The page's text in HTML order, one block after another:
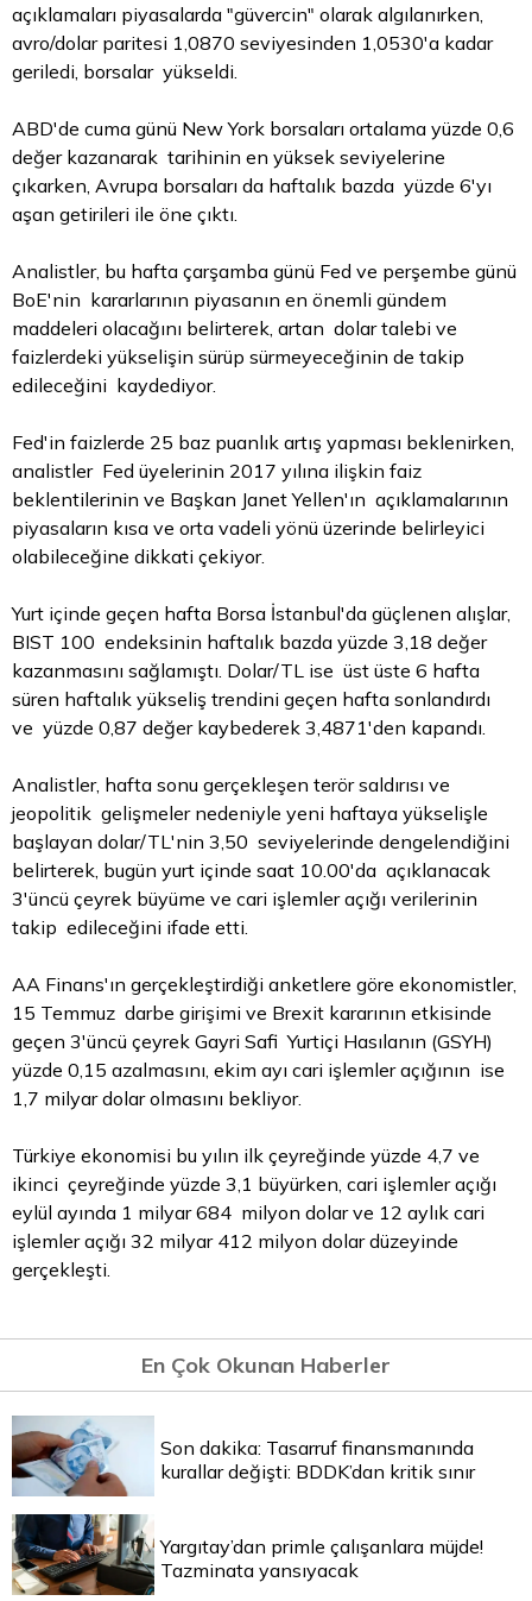
açıklamaları piyasalarda "güvercin" olarak algılanırken,
avro/dolar paritesi 1,0870 seviyesinden 1,0530'a kadar
geriledi, borsalar yükseldi.
ABD'de cuma günü New York borsaları ortalama yüzde 0,6
değer kazanarak tarihinin en yüksek seviyelerine
çıkarken, Avrupa borsaları da haftalık bazda yüzde 6'yı
aşan getirileri ile öne çıktı.
Analistler, bu hafta çarşamba günü Fed ve perşembe günü
BoE'nin kararlarının piyasanın en önemli gündem
maddeleri olacağını belirterek, artan dolartalebi ve
faizlerdeki yükselişin sürüp sürmeyeceğinin de takip
edileceğini kaydediyor.
Fed'in faizlerde 25 baz puanlık artış yapması beklenirken,
analistler Fed üyelerinin 2017 yılına ilişkin faiz
beklentilerinin ve Başkan Janet Yellen'ın açıklamalarının
piyasaların kısa ve orta vadeli yönü üzerinde belirleyici
olabileceğine dikkati çekiyor.
Yurt içinde geçen hafta Borsa İstanbul'da güçlenen alışlar,
BIST 100 endeksinin haftalık bazda yüzde 3,18 değer
kazanmasını sağlamıştı. Dolar/TL ise üst üste 6 hafta
süren haftalık yükseliş trendini geçen hafta sonlandırdı
ve yüzde 0,87 değer kaybederek 3,4871'den kapandı.
Analistler, hafta sonu gerçekleşen terör saldırısı ve
jeopolitik gelişmeler nedeniyle yeni haftaya yükselişle
başlayan dolar/TL'nin 3,50 seviyelerinde dengelendiğini
belirterek, bugün yurt içinde saat 10.00'da açıklanacak
3'üncü çeyrek büyüme ve cari işlemler açığı verilerinin
takip edileceğini ifade etti.
AA Finans'ın gerçekleştirdiği anketlere göre ekonomistler,
15 Temmuz darbe girişimi ve Brexit kararının etkisinde
geçen 3'üncü çeyrek Gayri Safi Yurtiçi Hasılanın (GSYH)
yüzde 0,15 azalmasını, ekim ayı cari işlemler açığının ise
1,7 milyar dolar olmasını bekliyor.
Türkiye ekonomisi bu yılın ilk çeyreğinde yüzde 4,7 ve
ikinci çeyreğinde yüzde 3,1 büyürken, cari işlemler açığı
eylül ayında 1 milyar 684 milyon dolar ve 12 aylık cari
işlemler açığı 32 milyar 412 milyon dolar düzeyinde
gerçekleşti.
En Çok Okunan Haberler
Son dakika: Tasarruf finansmanında
kurallar değişti: BDDK’dan kritik sınır
Yargıtay’dan primle çalışanlara müjde!
Tazminata yansıyacak